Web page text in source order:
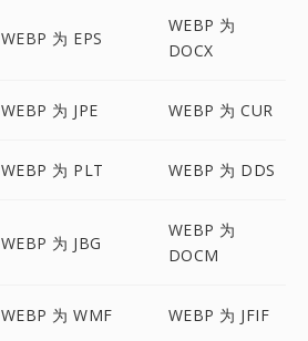
WEBP 为 EPS
WEBP 为
DOCX
WEBP 为 JPE WEBP 为 CUR
WEBP 为 PLT WEBP 为 DDS
WEBP 为 JBG
WEBP 为
DOCM
WEBP 为 WMF WEBP 为 JFIF